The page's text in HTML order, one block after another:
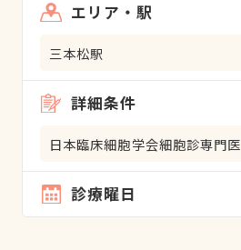
エリア・駅
三本松駅
詳細条件
日本臨床細胞学会細胞診専門医
診療曜日